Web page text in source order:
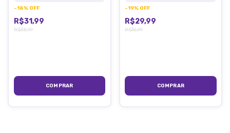
-18% OFF
R$31,99
R$38,99
-19% OFF
R$29,99
R$36,99